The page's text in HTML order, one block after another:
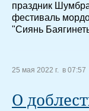
праздник
фестиваль
"Сиянь
25 мая 2022 г. в 07:57
О